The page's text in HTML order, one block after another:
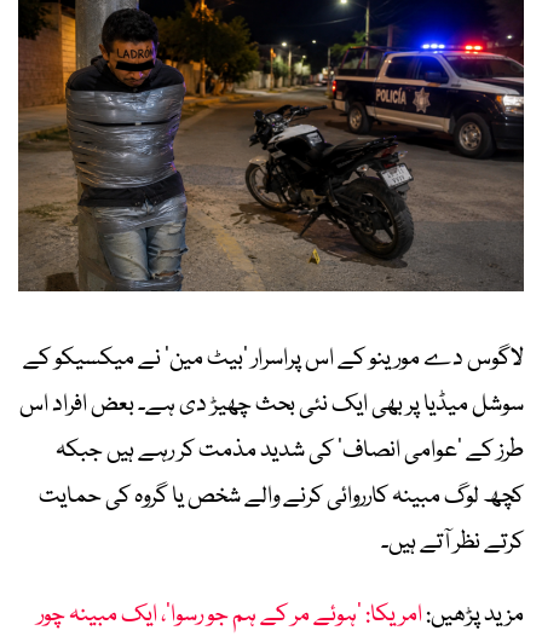
لاگوس دے مورینو کے اس پراسرار ’بیٹ مین‘ نے میکسیکو کے
سوشل میڈیا پر بھی ایک نئی بحث چھیڑ دی ہے۔ بعض افراد اس
طرز کے ’عوامی انصاف‘ کی شدید مذمت کر رہے ہیں جبکہ
کچھ لوگ مبینہ کارروائی کرنے والے شخص یا گروہ کی حمایت
کرتے نظر آتے ہیں۔
مزید پڑھیں:امریکا: ’ہوئے مر کے ہم جو رسوا‘، ایک مبینہ چور